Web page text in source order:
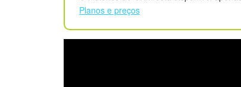
Planos e preços